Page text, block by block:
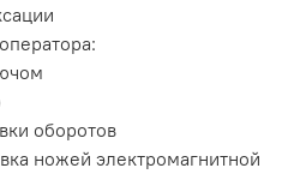
оборотов
ножей электромагнитной